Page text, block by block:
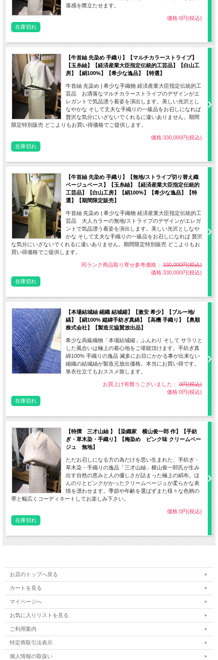
東京都八丈島に響く「カーン♪ カーン♪」という甲高く力強い機織りの音。江戸の
が放つ輝きとしなやかさは日本全国どの染織産地の布とも一線を画する唯一無二の
風格と存在感を漂わせます。
手織りによって命を吹き込む。原始的ともいえるこの作業によって生み出される上
質な絹布を身にまとえば 江戸の町並みが瞼に浮かび 身も心も至極の贅沢な世界に
誘いでくれるに違いありません。
100年以上に渡り 光り輝く黄八丈を原始的な手法により伝承しながらも、現代の街
並みにもに溶け込む洗練された作品を世に送り続ける工房 それが「めゆ工房」さ
んなのです。
格に位置づけされ 工藝染織品として人気を博しています。
落感を際立たせます。
価格:0円(税込)
在庫切れ
【牛首紬 先染め 手織り】【マルチカラーストライプ】
【玉糸紬】【経済産業大臣指定伝統的工芸品】【白山工
房】【絹100%】【希少な逸品】【特選】
牛首紬 先染め | 希少な手織物 経済産業大臣指定伝統的工
芸品 お洒落なマルチカラーストライプのデザインがエ
レガントで気品漂う着姿を演出します。美しい光沢とし
なやかな そして丈夫な手織りの一級品をお召しになれば
贅沢な気分にいざないでくれるに違いありません。期間
限定特別販売 どこよりもお買い得価格でご提供します。
価格:330,000円(税込)
在庫切れ
【牛首紬 先染め 手織り】【無地/ストライプ切り替え織
ベージュベース】【玉糸紬】【経済産業大臣指定伝統的
工芸品】【白山工房】【絹100%】【希少な逸品】【特
選】【期間限定販売】
牛首紬 先染め | 希少な手織物 経済産業大臣指定伝統的工
芸品 大人カラーの無地/ストライプのデザインがエレガ
ントで気品漂う着姿を演出します。美しい光沢としなや
かな そして丈夫な手織りの一級品をお召しになれば 贅沢
な気分にいざないでくれるに違いありません。期間限定特別販売 どこよりもお
買い得価格でご提供します。
同ランク商品取り寄せ参考価格： 330,000円(税込)
価格:330,000円(税込)
在庫切れ
【本場結城紬 縮織 結城縮】【激安 希少】【ブルー地/
縞】【絹100% 縦緯手紡ぎ真綿】【高機 手織り】【奥順
株式会社】【製造元協賛放出品】
希少な高級織物「本場結城縮」ふんわり そして サラリと
した風合いは極上の着心地をご堪能頂けます。手紡ぎ真
綿100% 手織りの逸品 滅多にお目にかかる事が出来ない
縮織の結城紬が製造元放出価格。本当にお買い得です。
単衣仕立てもおススメ致します。
お買上げ有難うございました： 0円(税込)
価格:0円(税込)
在庫切れ
【特撰 三才山紬 】【染織家 横山俊一郎 作】【手紡
ぎ・草木染・手織り】【梅染め ピンク味 クリームベー
ジュ 無地】
ただお召しになる方の為だけを思い生まれた、手紡ぎ・
草木染・手織りの逸品「三才山紬」横山俊一郎氏が生み
出す自然の恵みと人の優しさが詰まった極上の絹布。ほ
んのりとピンクがかったクリームベージュが柔らかな表
情を漂わせます。季節や年齢を選ばずまた様々な色柄の
帯と幅広くコーディネートしてお楽しみ下さい。
価格:0円(税込)
在庫切れ
お店のトップへ戻る
カートを見る
マイページへ
お気に入りリストを見る
ご利用案内
特定商取引法表示
個人情報の取扱い